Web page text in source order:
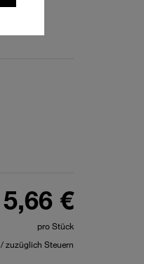
5,66 €
pro Stück
/ zuzüglich Steuern